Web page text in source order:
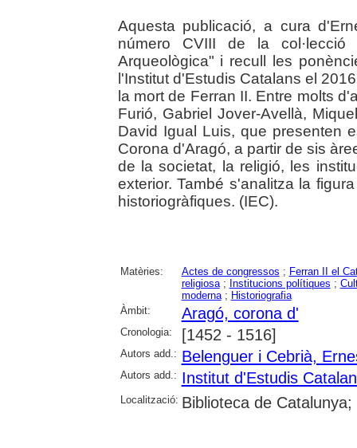
Aquesta publicació, a cura
número CVIII de la
Arqueològica" i recull les
l'Institut d'Estudis Catalans el
la mort de Ferran II. Entre molts
Furió, Gabriel Jover-Avellà,
David Igual Luis, que presenten
Corona d'Aragó, a partir de sis
de la societat, la religió, les
exterior. També s'analitza la
historiogràfiques. (IEC).
Matèries: Actes de congressos ; Ferran II el
religiosa; Institucions polítiques ;
moderna; Historiografia
Àmbit:
Aragó, corona d'
Cronologia: [1452 - 1516]
Autors add.: Belenguer i Cebrià,
Autors add.: Institut d'Estudis
Localització: Biblioteca de